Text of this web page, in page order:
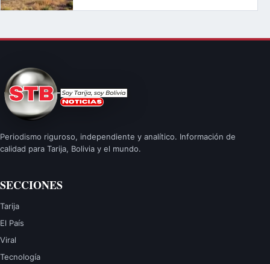
Periodismo riguroso, independiente y analítico. Información de
calidad para Tarija, Bolivia y el mundo.
SECCIONES
Tarija
El País
Viral
Tecnología